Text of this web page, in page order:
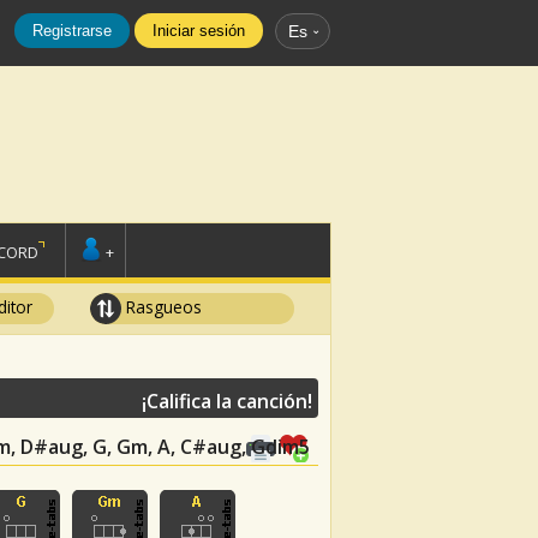
Registrarse Iniciar sesión Es
+
Rasgueos
D#aug, G, Gm, A, C#aug, Gdim5
¡Califica la canción!